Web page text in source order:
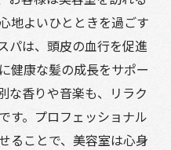
と魅力
られる最新ケアメニュ
際の施術例
フェッショナルなス
地よいひとときを過ごす
パは、頭皮の血行を促進
健康な髪の成長をサポー
な香りや音楽も、リラク
す。プロフェッショナル
ることで、美容室は心身